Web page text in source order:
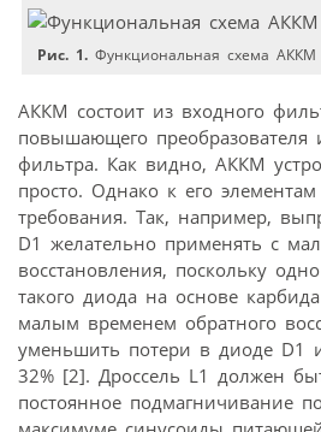
Рис. 1. Функциональная схема АККМ
АККМ состоит из входного
повышающего преобразователя
фильтра. Как видно, АККМ
просто. Однако к его
требования. Так, например,
D1 желательно применять с
восстановления, поскольку
такого диода на основе
малым временем обратного
уменьшить потери в диоде D1
32% [2]. Дроссель L1 должен
постоянное подмагничивание